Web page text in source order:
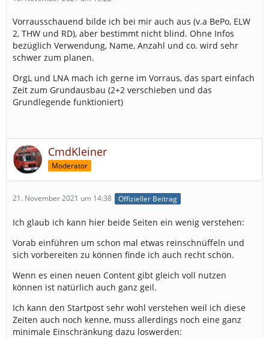
Vorrausschauend bilde ich bei mir auch aus (v.a BePo, ELW
2, THW und RD), aber bestimmt nicht blind. Ohne Infos
bezüglich Verwendung, Name, Anzahl und co. wird sehr
schwer zum planen.
OrgL und LNA mach ich gerne im Vorraus, das spart einfach
Zeit zum Grundausbau (2+2 verschieben und das
Grundlegende funktioniert)
CmdKleiner
Moderator
21. November 2021 um 14:38 Offizieller Beitrag
Ich glaub ich kann hier beide Seiten ein wenig verstehen:
Vorab einführen um schon mal etwas reinschnüffeln und
sich vorbereiten zu können finde ich auch recht schön.
Wenn es einen neuen Content gibt gleich voll nutzen
können ist natürlich auch ganz geil.
Ich kann den Startpost sehr wohl verstehen weil ich diese
Zeiten auch noch kenne, muss allerdings noch eine ganz
minimale Einschränkung dazu loswerden: